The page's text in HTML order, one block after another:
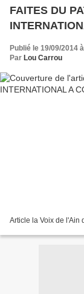
FAITES DU
Publié le 19/09/2014
Par Lou Carrou
Article la Voix de l'Ain